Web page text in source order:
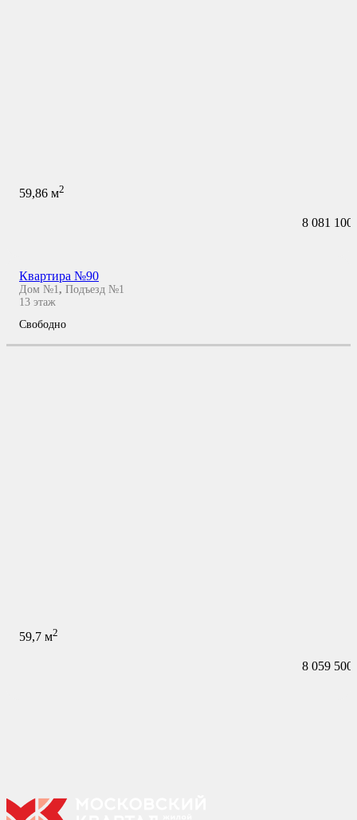
59,86 м2
8 081 100
Квартира №90
Дом №1, Подъезд №1
13 этаж
Свободно
59,7 м2
8 059 500